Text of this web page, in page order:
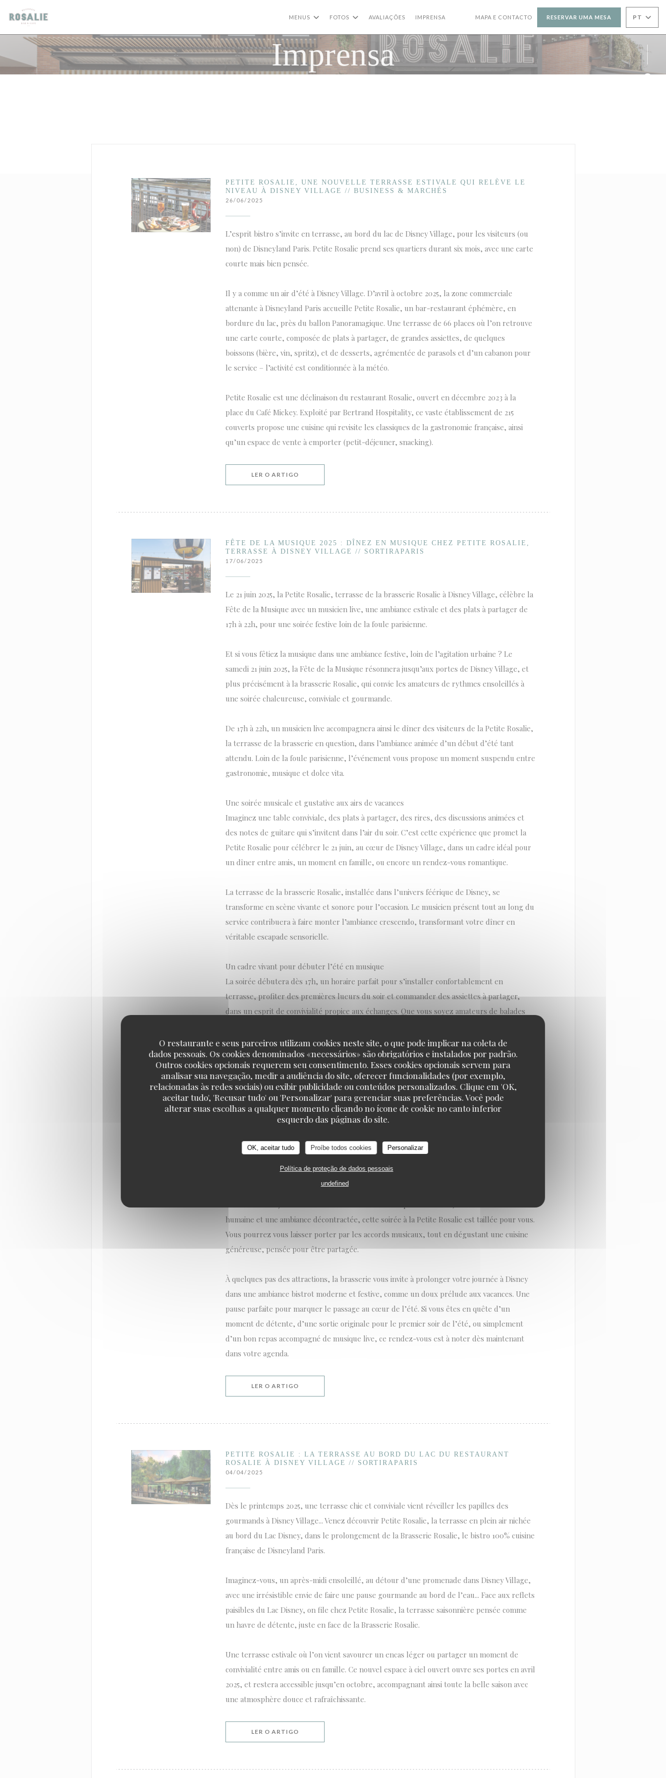
Painel de Gerenciamento de Cookies
O restaurante e seus parceiros utilizam cookies neste site, o que pode implicar na coleta de
dados pessoais. Os cookies denominados «necessários» são obrigatórios e instalados por padrão.
Outros cookies opcionais requerem seu consentimento. Esses cookies opcionais servem para
analisar sua navegação, medir a audiência do site, oferecer funcionalidades (por exemplo,
relacionadas às redes sociais) ou exibir publicidade ou conteúdos personalizados. Clique em 'OK,
aceitar tudo', 'Recusar tudo' ou 'Personalizar' para gerenciar suas preferências. Você pode
alterar suas escolhas a qualquer momento clicando no ícone de cookie no canto inferior
esquerdo das páginas do site.
OK, aceitar tudo Proíbe todos cookies Personalizar
Política de proteção de dados pessoais
undefined
MENUS FOTOS AVALIAÇÕES IMPRENSA MAPA E CONTACTO RESERVAR UMA MESA PT
Imprensa
PETITE ROSALIE, UNE NOUVELLE TERRASSE ESTIVALE QUI RELÈVE LE
NIVEAU À DISNEY VILLAGE // BUSINESS & MARCHÉS
26/06/2025
L’esprit bistro s’invite en terrasse, au bord du lac de Disney Village, pour les visiteurs (ou
non) de Disneyland Paris. Petite Rosalie prend ses quartiers durant six mois, avec une carte
courte mais bien pensée.
Il y a comme un air d’été à Disney Village. D’avril à octobre 2025, la zone commerciale
attenante à Disneyland Paris accueille Petite Rosalie, un bar-restaurant éphémère, en
bordure du lac, près du ballon Panoramagique. Une terrasse de 66 places où l’on retrouve
une carte courte, composée de plats à partager, de grandes assiettes, de quelques
boissons (bière, vin, spritz), et de desserts, agrémentée de parasols et d’un cabanon pour
le service – l’activité est conditionnée à la météo.
Petite Rosalie est une déclinaison du restaurant Rosalie, ouvert en décembre 2023 à la
place du Café Mickey. Exploité par Bertrand Hospitality, ce vaste établissement de 215
couverts propose une cuisine qui revisite les classiques de la gastronomie française, ainsi
qu’un espace de vente à emporter (petit-déjeuner, snacking).
LER O ARTIGO((ABRE NUMA NOVA JANELA))
FÊTE DE LA MUSIQUE 2025 : DÎNEZ EN MUSIQUE CHEZ PETITE ROSALIE,
TERRASSE À DISNEY VILLAGE // SORTIRAPARIS
17/06/2025
Le 21 juin 2025, la Petite Rosalie, terrasse de la brasserie Rosalie à Disney Village, célèbre la
Fête de la Musique avec un musicien live, une ambiance estivale et des plats à partager de
17h à 22h, pour une soirée festive loin de la foule parisienne.
Et si vous fêtiez la musique dans une ambiance festive, loin de l’agitation urbaine ? Le
samedi 21 juin 2025, la Fête de la Musique résonnera jusqu’aux portes de Disney Village, et
plus précisément à la brasserie Rosalie, qui convie les amateurs de rythmes ensoleillés à
une soirée chaleureuse, conviviale et gourmande.
De 17h à 22h, un musicien live accompagnera ainsi le dîner des visiteurs de la Petite Rosalie,
la terrasse de la brasserie en question, dans l’ambiance animée d’un début d’été tant
attendu. Loin de la foule parisienne, l’événement vous propose un moment suspendu entre
gastronomie, musique et dolce vita.
Une soirée musicale et gustative aux airs de vacances
Imaginez une table conviviale, des plats à partager, des rires, des discussions animées et
des notes de guitare qui s’invitent dans l’air du soir. C’est cette expérience que promet la
Petite Rosalie pour célébrer le 21 juin, au cœur de Disney Village, dans un cadre idéal pour
un dîner entre amis, un moment en famille, ou encore un rendez-vous romantique.
La terrasse de la brasserie Rosalie, installée dans l’univers féérique de Disney, se
transforme en scène vivante et sonore pour l’occasion. Le musicien présent tout au long du
service contribuera à faire monter l’ambiance crescendo, transformant votre dîner en
véritable escapade sensorielle.
Un cadre vivant pour débuter l’été en musique
La soirée débutera dès 17h, un horaire parfait pour s’installer confortablement en
terrasse, profiter des premières lueurs du soir et commander des assiettes à partager,
dans un esprit de convivialité propice aux échanges. Que vous soyez amateurs de balades
musicale constitue une parenthèse vivifiante. Côté carte, vous retrouverez la cuisine
française des lieux, le twist musical en plus.
C’est aussi une opportunité d’explorer la programmation plus intimiste de la Fête de la
Musique, loin des grandes scènes bondées. L’ambiance se veut chaleureuse, familiale et
accessible, dans un lieu où le plaisir de la table se marie naturellement à la passion des
dans une atmosphère qui respire la détente.
Un rendez-vous pour mélomanes gourmets.
humaine et une ambiance décontractée, cette soirée à la Petite Rosalie est taillée pour vous.
Vous pourrez vous laisser porter par les accords musicaux, tout en dégustant une cuisine
généreuse, pensée pour être partagée.
À quelques pas des attractions, la brasserie vous invite à prolonger votre journée à Disney
dans une ambiance bistrot moderne et festive, comme un doux prélude aux vacances. Une
pause parfaite pour marquer le passage au cœur de l’été. Si vous êtes en quête d’un
moment de détente, d’une sortie originale pour le premier soir de l’été, ou simplement
d’un bon repas accompagné de musique live, ce rendez-vous est à noter dès maintenant
dans votre agenda.
LER O ARTIGO((ABRE NUMA NOVA JANELA))
PETITE ROSALIE : LA TERRASSE AU BORD DU LAC DU RESTAURANT
ROSALIE À DISNEY VILLAGE // SORTIRAPARIS
04/04/2025
Dès le printemps 2025, une terrasse chic et conviviale vient réveiller les papilles des
gourmands à Disney Village... Venez découvrir Petite Rosalie, la terrasse en plein air nichée
au bord du Lac Disney, dans le prolongement de la Brasserie Rosalie, le bistro 100% cuisine
française de Disneyland Paris.
Imaginez-vous, un après-midi ensoleillé, au détour d’une promenade dans Disney Village,
avec une irrésistible envie de faire une pause gourmande au bord de l’eau... Face aux reflets
paisibles du Lac Disney, on file chez Petite Rosalie, la terrasse saisonnière pensée comme
un havre de détente, juste en face de la Brasserie Rosalie.
Une terrasse estivale où l’on vient savourer un encas léger ou partager un moment de
convivialité entre amis ou en famille. Ce nouvel espace à ciel ouvert ouvre ses portes en avril
2025, et restera accessible jusqu’en octobre, accompagnant ainsi toute la belle saison avec
une atmosphère douce et rafraîchissante.
LER O ARTIGO((ABRE NUMA NOVA JANELA))